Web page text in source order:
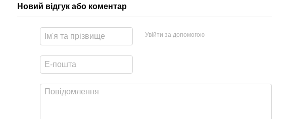
Новий відгук або коментар
Увійти за допомогою